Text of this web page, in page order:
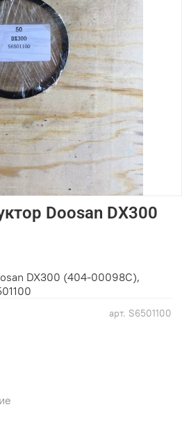
арт. S6501100
Doosan DX300
DX300 (404-00098C),